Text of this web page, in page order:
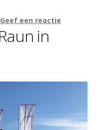
Geef een reactie
in